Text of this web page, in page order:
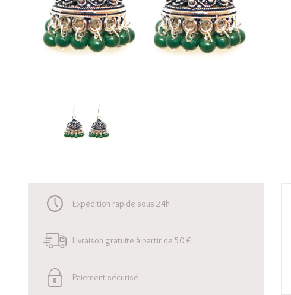
Expédition rapide sous 24h
Livraison gratuite à partir de 50 €
Paiement sécurisé